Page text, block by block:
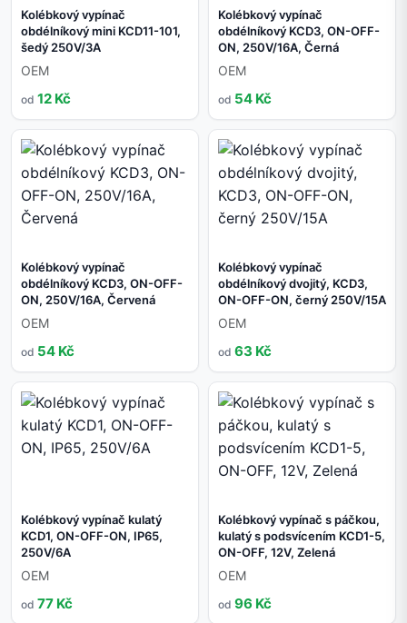
Kolébkový vypínač
obdélníkový mini KCD11-101,
šedý 250V/3A
OEM
od 12 Kč
Kolébkový vypínač
obdélníkový KCD3, ON-OFF-
ON, 250V/16A, Černá
OEM
od 54 Kč
Kolébkový vypínač
obdélníkový KCD3, ON-OFF-
ON, 250V/16A, Červená
OEM
od 54 Kč
Kolébkový vypínač
obdélníkový dvojitý, KCD3,
ON-OFF-ON, černý 250V/15A
OEM
od 63 Kč
Kolébkový vypínač kulatý
KCD1, ON-OFF-ON, IP65,
250V/6A
OEM
od 77 Kč
Kolébkový vypínač s páčkou,
kulatý s podsvícením KCD1-5,
ON-OFF, 12V, Zelená
OEM
od 96 Kč